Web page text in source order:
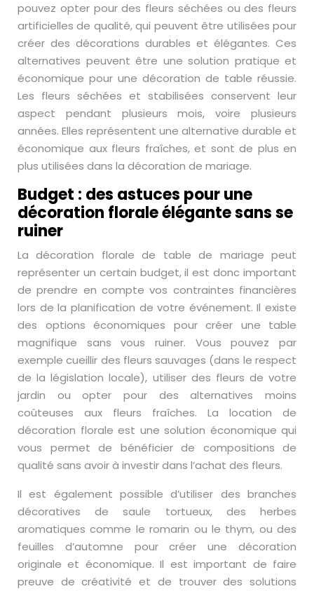
pouvez opter pour des fleurs séchées ou des fleurs
artificielles de qualité, qui peuvent être utilisées pour
créer des décorations durables et élégantes. Ces
alternatives peuvent être une solution pratique et
économique pour une décoration de table réussie.
Les fleurs séchées et stabilisées conservent leur
aspect pendant plusieurs mois, voire plusieurs
années. Elles représentent une alternative durable et
économique aux fleurs fraîches, et sont de plus en
plus utilisées dans la décoration de mariage.
Budget : des astuces pour une
décoration florale élégante sans se
ruiner
La décoration florale de table de mariage peut
représenter un certain budget, il est donc important
de prendre en compte vos contraintes financières
lors de la planification de votre événement. Il existe
des options économiques pour créer une table
magnifique sans vous ruiner. Vous pouvez par
exemple cueillir des fleurs sauvages (dans le respect
de la législation locale), utiliser des fleurs de votre
jardin ou opter pour des alternatives moins
coûteuses aux fleurs fraîches. La location de
décoration florale est une solution économique qui
vous permet de bénéficier de compositions de
qualité sans avoir à investir dans l’achat des fleurs.
Il est également possible d’utiliser des branches
décoratives de saule tortueux, des herbes
aromatiques comme le romarin ou le thym, ou des
feuilles d’automne pour créer une décoration
originale et économique. Il est important de faire
preuve de créativité et de trouver des solutions